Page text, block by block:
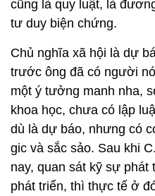
cũng là quy luật, là
tư duy biện chứng.
Chủ nghĩa xã hội là dự
trước ông đã có người
một ý tưởng manh nha,
khoa học, chưa có lập
dù là dự báo, nhưng có
gic và sắc sảo. Sau khi
nay, quan sát kỹ sự
phát triển, thì thực tế ở